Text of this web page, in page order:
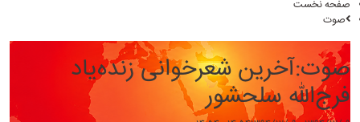
صفحه نخست
صوت
صوت:آخرین شعرخوانی زنده‌یاد
فرج‌الله سلحشور